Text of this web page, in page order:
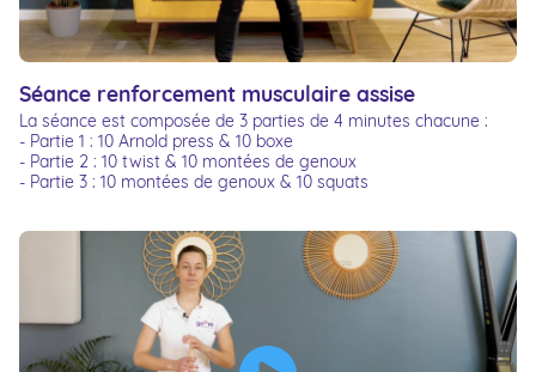
Séance renforcement musculaire assise
La séance est composée de 3 parties de 4 minutes chacune :
- Partie 1 : 10 Arnold press & 10 boxe
- Partie 2 : 10 twist & 10 montées de genoux
- Partie 3 : 10 montées de genoux & 10 squats